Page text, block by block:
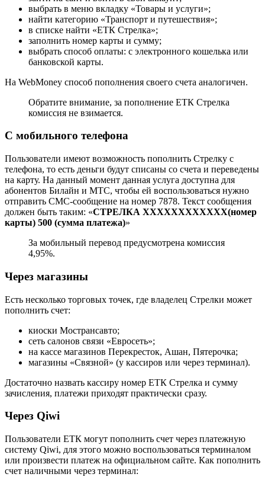
выбрать в меню вкладку «Товары и услуги»;
найти категорию «Транспорт и путешествия»;
в списке найти «ЕТК Стрелка»;
заполнить номер карты и сумму;
выбрать способ оплаты: с электронного кошелька или
банковской карты.
На WebMoney способ пополнения своего счета аналогичен.
Обратите внимание, за пополнение ЕТК Стрелка
комиссия не взимается.
С мобильного телефона
Пользователи имеют возможность пополнить Стрелку с
телефона, то есть деньги будут списаны со счета и переведены
на карту. На данный момент данная услуга доступна для
абонентов Билайн и МТС, чтобы ей воспользоваться нужно
отправить СМС-сообщение на номер 7878. Текст сообщения
должен быть таким: «СТРЕЛКА XXXXXXXXXXXX(номер
карты) 500 (сумма платежа)»
За мобильный перевод предусмотрена комиссия
4,95%.
Через магазины
Есть несколько торговых точек, где владелец Стрелки может
пополнить счет:
киоски Мострансавто;
сеть салонов связи «Евросеть»;
на кассе магазинов Перекресток, Ашан, Пятерочка;
магазины «Связной» (у кассиров или через терминал).
Достаточно назвать кассиру номер ЕТК Стрелка и сумму
зачисления, платежи приходят практически сразу.
Через Qiwi
Пользователи ЕТК могут пополнить счет через платежную
систему Qiwi, для этого можно воспользоваться терминалом
или произвести платеж на официальном сайте. Как пополнить
счет наличными через терминал: